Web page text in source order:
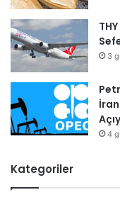
3
4
Kategoriler